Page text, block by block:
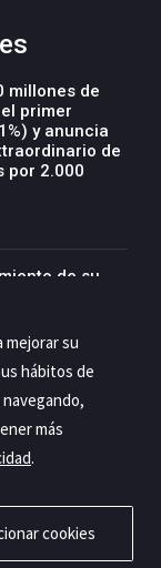
millones de
primer
y anuncia
de
por 2.000
de su
en siete
Contacto RSS
mejorar su
hábitos de
más
.
cookies